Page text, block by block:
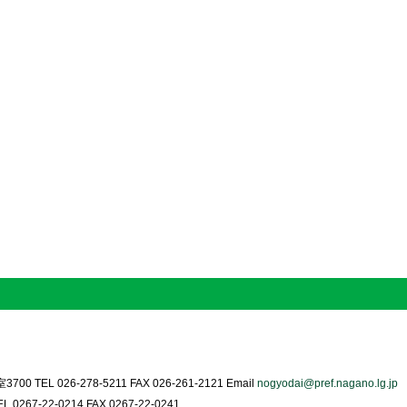
TEL 026-278-5211 FAX 026-261-2121 Email nogyodai@pref.nagano.lg.jp
0267-22-0214 FAX 0267-22-0241